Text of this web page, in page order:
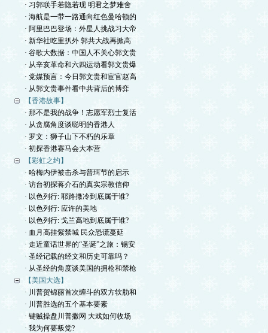
· 习郭联手若隐若现 明君之梦难舍
· 海航是一带一路通向红色曼哈顿的
· 阿里巴巴登场：外星人挑战习大帝
· 新华社吃里扒外 郭共大战再掀高
· 谷歌大数据：中国人不关心郭文贵
· 从辛亥革命和六四运动看郭文贵爆
· 党媒预言：今日郭文贵和宦官赵高
· 从郭文贵事件看中共背后的博弈
【香港故事】
· 那不是我的战争！志愿军烈士复活
· 从贪腐角度谈聪明的香港人
· 罗文：狮子山下不朽的乐章
· 初探香港赛马会大本营
【彩虹之约】
· 哈梅内伊被击杀与普珥节的启示
· 访台初探蒋介石的真实宗教信仰
· 以色列行: 耶路撒冷到底属于谁?
· 以色列行: 应许的美地
· 以色列行: 戈兰高地到底属于谁?
· 血月高挂紫禁城 民众恐谎蔓延
· 走近童话世界的“圣诞”之旅：锡安
· 圣经记载的经文和历史可靠吗？
· 从圣经的角度谈美国的拥枪和禁枪
【美国大选】
· 川普贺锦丽首次缠斗的双方软肋和
· 川普胜选的五个基本要素
· 键贼操盘川普撒网 大戏如何收场
· 我为何要叛党?